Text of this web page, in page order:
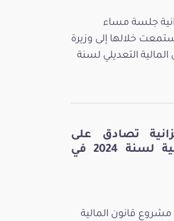
جلسة مساء
19 أكتوبر 2023 استمعت خلالها إلى وزيرة
التعديلي لسنة
تصادق على
مشروع قانون المالية لسنة 2024 في
قانون المالية